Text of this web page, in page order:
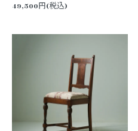
49,500円(税込)